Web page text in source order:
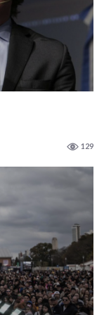
129